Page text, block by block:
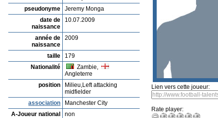
pseudonyme
Jeremy Monga
date de
naissance
10.07.2009
année de
naissance
2009
taille
179
Nationalité
Zambie,
Angleterre
position
Milieu,Left attacking
midfielder
association
Manchester City
A-Joueur national
non
Lien vers cette joueur:
Rate player: